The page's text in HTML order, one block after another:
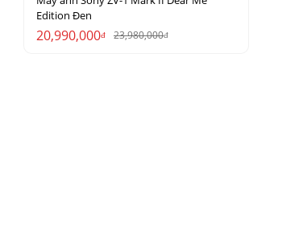
Edition Đen
20,990,000đ 23,980,000đ